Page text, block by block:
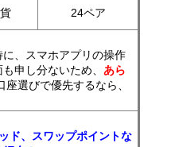
24ペア
、スマホアプリの操作
申し分ないため、 あら
選びで優先するなら、
ド、スワップポイントな